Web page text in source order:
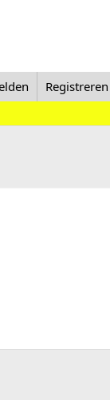
Registreren